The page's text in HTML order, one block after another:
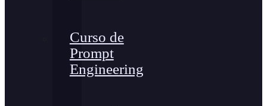
Curso de
Prompt
Engineering